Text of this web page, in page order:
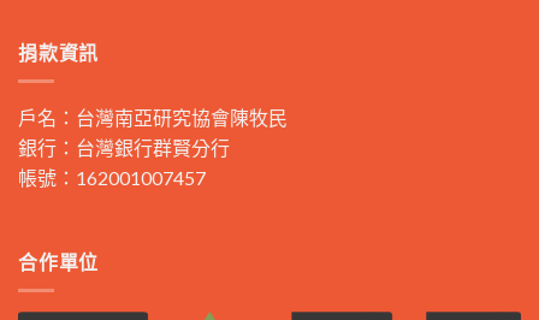
捐款資訊
戶名：台灣南亞研究協會陳牧民
銀行：台灣銀行群賢分行
帳號：162001007457
合作單位